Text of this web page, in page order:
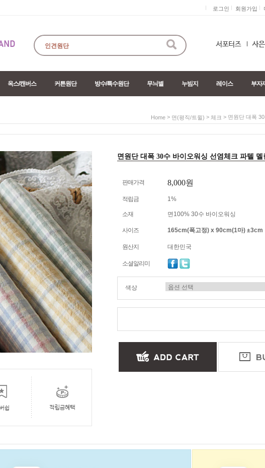
로그인 회원가입
옥스/캔버스 커튼원단 방수/특수원단 무늬별 누빔지 레이스 부자
Home > 면(평직/트윌) > 체크 > 면원단 대폭
면원단 대폭 30수 바이오워싱 선염체크 파텔 멜
판매가격 8,000원
적립금 1%
소재 면100% 30수 바이오워싱
사이즈 165cm(폭고정) x 90cm(1마) ±3cm
원산지 대한민국
소셜알리미
색상